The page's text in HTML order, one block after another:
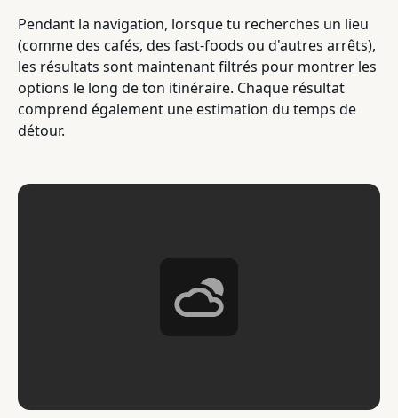
Pendant la navigation, lorsque tu recherches un lieu
(comme des cafés, des fast-foods ou d'autres arrêts),
les résultats sont maintenant filtrés pour montrer les
options le long de ton itinéraire. Chaque résultat
comprend également une estimation du temps de
détour.